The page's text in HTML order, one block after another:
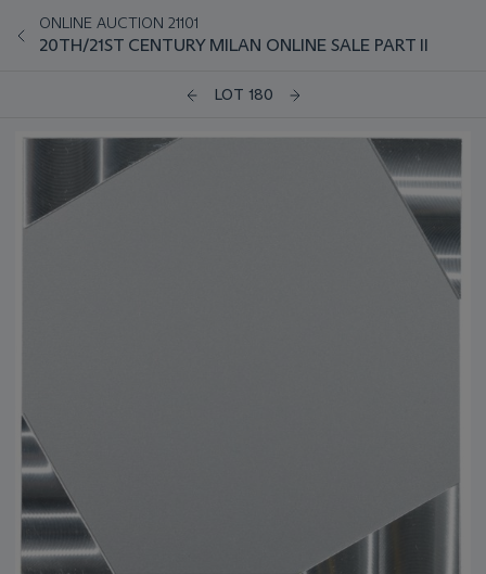
ONLINE AUCTION 21101
20TH/21ST CENTURY MILAN ONLINE SALE PART II
LOT 180